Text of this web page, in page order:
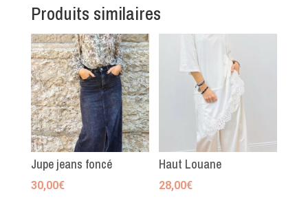
Produits similaires
Jupe jeans foncé
30,00€
Haut Louane
28,00€